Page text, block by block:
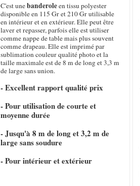
C'est unebanderoleen tissu polyester
disponible en 115 Gr et 210 Gr utilisable
en intérieur et en extérieur. Elle peut être
laver et repasser, parfois elle est utiliser
comme nappe de table mais plus souvent
comme drapeau. Elle est imprimé par
sublimation couleur qualité photo et la
taille maximale est de 8 m de long et 3,3 m
de large sans union.
- Excellent rapport qualité prix
- Pour utilisation de courte et
moyenne durée
- Jusqu'à 8 m de long et 3,2 m de
large sans soudure
- Pour intérieur et extérieur